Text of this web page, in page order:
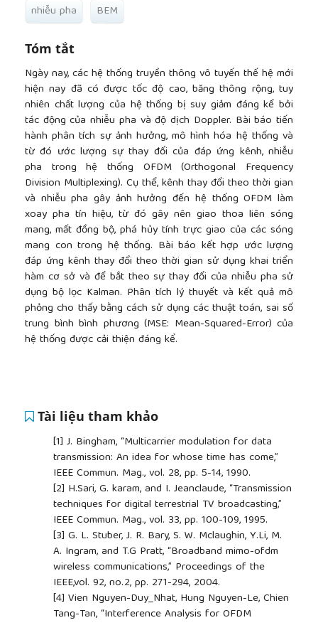
nhiễu pha
BEM
Tóm tắt
Ngày nay, các hệ thống truyền thông vô tuyến thế hệ mới
hiện nay đã có được tốc độ cao, băng thông rộng, tuy
nhiên chất lượng của hệ thống bị suy giảm đáng kể bởi
tác động của nhiễu pha và độ dịch Doppler. Bài báo tiến
hành phân tích sự ảnh hưởng, mô hình hóa hệ thống và
từ đó ước lượng sự thay đổi của đáp ứng kênh, nhiễu
pha trong hệ thống OFDM (Orthogonal Frequency
Division Multiplexing). Cụ thể, kênh thay đổi theo thời gian
và nhiễu pha gây ảnh hưởng đến hệ thống OFDM làm
xoay pha tín hiệu, từ đó gây nên giao thoa liên sóng
mang, mất đồng bộ, phá hủy tính trực giao của các sóng
mang con trong hệ thống. Bài báo kết hợp ước lượng
đáp ứng kênh thay đổi theo thời gian sử dụng khai triển
hàm cơ sở và để bắt theo sự thay đổi của nhiễu pha sử
dụng bộ lọc Kalman. Phân tích lý thuyết và kết quả mô
phỏng cho thấy bằng cách sử dụng các thuật toán, sai số
trung bình bình phương (MSE: Mean-Squared-Error) của
hệ thống được cải thiện đáng kể.
Tài liệu tham khảo
[1] J. Bingham, “Multicarrier modulation for data
transmission: An idea for whose time has come,”
IEEE Commun. Mag., vol. 28, pp. 5-14, 1990.
[2] H.Sari, G. karam, and I. Jeanclaude, “Transmission
techniques for digital terrestrial TV broadcasting,”
IEEE Commun. Mag., vol. 33, pp. 100-109, 1995.
[3] G. L. Stuber, J. R. Bary, S. W. Mclaughin, Y.Li, M.
A. Ingram, and T.G Pratt, “Broadband mimo-ofdm
wireless communications,” Proceedings of the
IEEE,vol. 92, no.2, pp. 271-294, 2004.
[4] Vien Nguyen-Duy_Nhat, Hung Nguyen-Le, Chien
Tang-Tan, “Interference Analysis for OFDM